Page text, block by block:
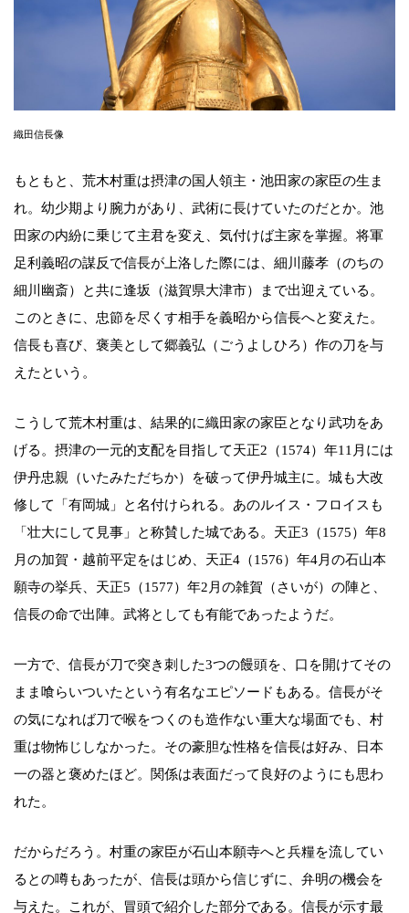
織田信長像
もともと、荒木村重は摂津の国人領主・池田家の家臣の生ま
れ。幼少期より腕力があり、武術に長けていたのだとか。池
田家の内紛に乗じて主君を変え、気付けば主家を掌握。将軍
足利義昭の謀反で信長が上洛した際には、細川藤孝（のちの
細川幽斎）と共に逢坂（滋賀県大津市）まで出迎えている。
このときに、忠節を尽くす相手を義昭から信長へと変えた。
信長も喜び、褒美として郷義弘（ごうよしひろ）作の刀を与
えたという。
こうして荒木村重は、結果的に織田家の家臣となり武功をあ
げる。摂津の一元的支配を目指して天正2（1574）年11月には
伊丹忠親（いたみただちか）を破って伊丹城主に。城も大改
修して「有岡城」と名付けられる。あのルイス・フロイスも
「壮大にして見事」と称賛した城である。天正3（1575）年8
月の加賀・越前平定をはじめ、天正4（1576）年4月の石山本
願寺の挙兵、天正5（1577）年2月の雑賀（さいが）の陣と、
信長の命で出陣。武将としても有能であったようだ。
一方で、信長が刀で突き刺した3つの饅頭を、口を開けてその
まま喰らいついたという有名なエピソードもある。信長がそ
の気になれば刀で喉をつくのも造作ない重大な場面でも、村
重は物怖じしなかった。その豪胆な性格を信長は好み、日本
一の器と褒めたほど。関係は表面だって良好のようにも思わ
れた。
だからだろう。村重の家臣が石山本願寺へと兵糧を流してい
るとの噂もあったが、信長は頭から信じずに、弁明の機会を
与えた。これが、冒頭で紹介した部分である。信長が示す最